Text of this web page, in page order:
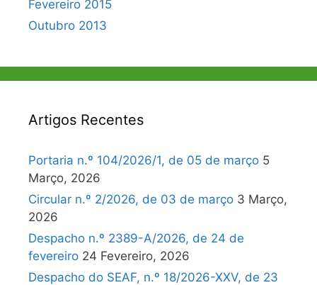
Fevereiro 2015
Outubro 2013
Artigos Recentes
Portaria n.º 104/2026/1, de 05 de março 5
Março, 2026
Circular n.º 2/2026, de 03 de março 3 Março,
2026
Despacho n.º 2389-A/2026, de 24 de
fevereiro 24 Fevereiro, 2026
Despacho do SEAF, n.º 18/2026-XXV, de 23